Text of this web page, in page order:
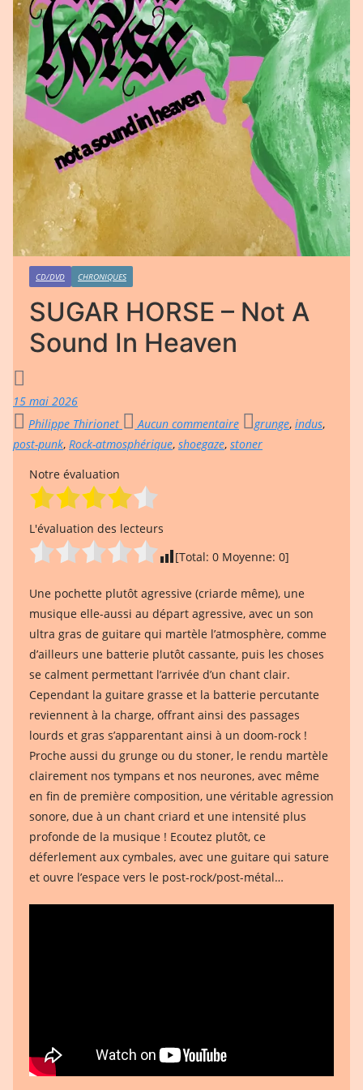
CD/DVD CHRONIQUES
SUGAR HORSE – Not A
Sound In Heaven
15 mai 2026
Philippe Thirionet
Aucun commentaire grunge, indus,
post-punk, Rock-atmosphérique, shoegaze, stoner
Notre évaluation
L'évaluation des lecteurs
[Total: 0 Moyenne: 0]
Une pochette plutôt agressive (criarde même), une
musique elle-aussi au départ agressive, avec un son
ultra gras de guitare qui martèle l’atmosphère, comme
d’ailleurs une batterie plutôt cassante, puis les choses
se calment permettant l’arrivée d’un chant clair.
Cependant la guitare grasse et la batterie percutante
reviennent à la charge, offrant ainsi des passages
lourds et gras s’apparentant ainsi à un doom-rock !
Proche aussi du grunge ou du stoner, le rendu martèle
clairement nos tympans et nos neurones, avec même
en fin de première composition, une véritable agression
sonore, due à un chant criard et une intensité plus
profonde de la musique ! Ecoutez plutôt, ce
déferlement aux cymbales, avec une guitare qui sature
et ouvre l’espace vers le post-rock/post-métal…